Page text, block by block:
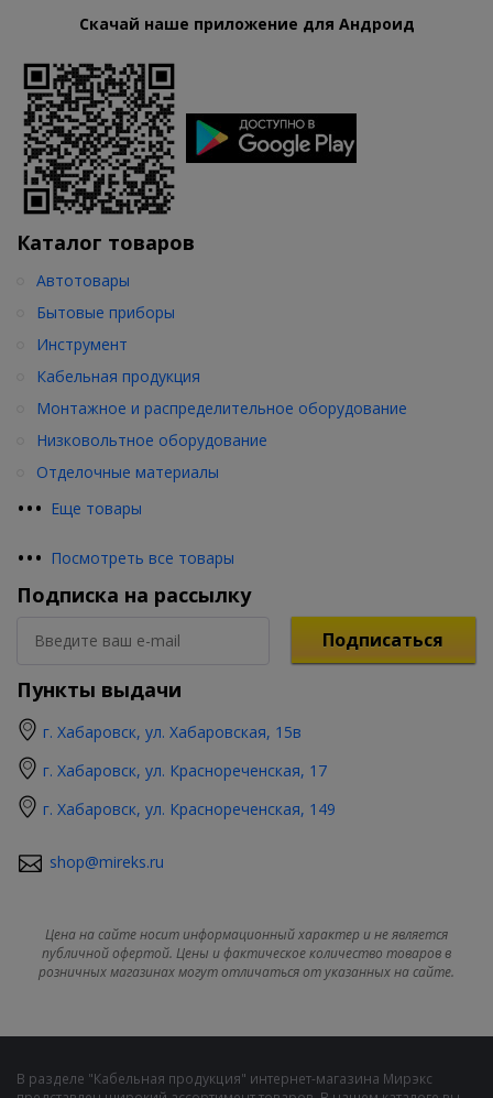
Скачай наше приложение для Андроид
Каталог товаров
••• Еще товары
Автотовары
Бытовые приборы
Инструмент
Кабельная продукция
Монтажное и распределительное оборудование
Низковольтное оборудование
Отделочные материалы
••• Посмотреть все товары
Подписка на рассылку
Подписаться
Пункты выдачи
г. Хабаровск, ул. Хабаровская, 15в
г. Хабаровск, ул. Краснореченская, 17
г. Хабаровск, ул. Краснореченская, 149
shop@mireks.ru
Цена на сайте носит информационный характер и не является
публичной офертой. Цены и фактическое количество товаров в
розничных магазинах могут отличаться от указанных на сайте.
В разделе "Кабельная продукция" интернет-магазина Мирэкс